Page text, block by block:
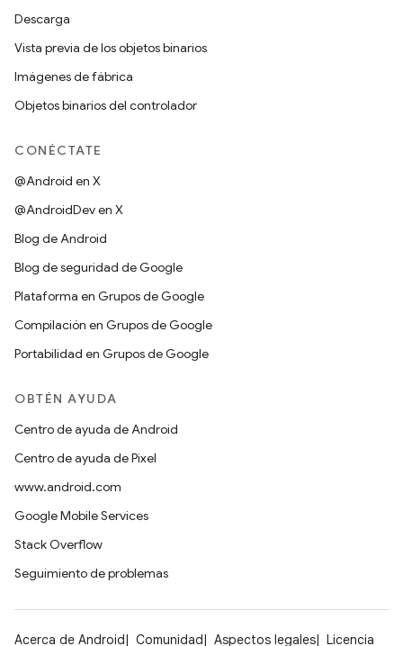
Descarga
Vista previa de los objetos binarios
Imágenes de fábrica
Objetos binarios del controlador
CONÉCTATE
@Android en X
@AndroidDev en X
Blog de Android
Blog de seguridad de Google
Plataforma en Grupos de Google
Compilación en Grupos de Google
Portabilidad en Grupos de Google
OBTÉN AYUDA
Centro de ayuda de Android
Centro de ayuda de Pixel
www.android.com
Google Mobile Services
Stack Overflow
Seguimiento de problemas
Acerca de Android Comunidad Aspectos legales Licencia